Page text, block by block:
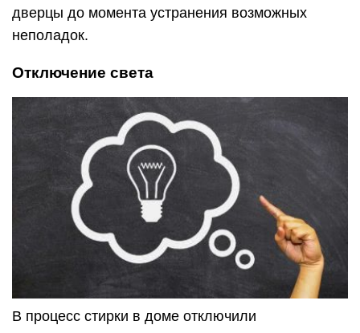
дверцы до момента устранения возможных
неполадок.
Отключение света
В процесс стирки в доме отключили